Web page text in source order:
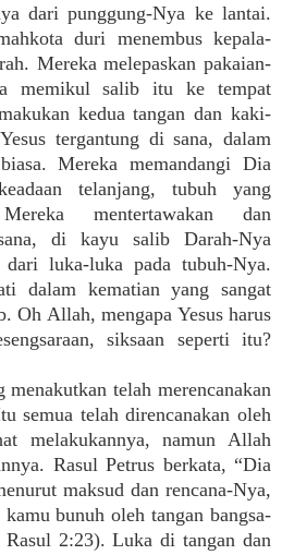
dari punggung-Nya ke lantai.
duri menembus kepala-
Mereka melepaskan pakaian-
memikul salib itu ke tempat
kedua tangan dan kaki-
tergantung di sana, dalam
Mereka memandangi Dia
telanjang, tubuh yang
mentertawakan dan
di kayu salib Darah-Nya
dari luka-luka pada tubuh-Nya.
dalam kematian yang sangat
Oh Allah, mengapa Yesus harus
siksaan seperti itu?
menakutkan telah merencanakan
semua telah direncanakan oleh
melakukannya, namun Allah
Rasul Petrus berkata, “Dia
maksud dan rencana-Nya,
bunuh oleh tangan bangsa-
Rasul 2:23). Luka di tangan dan